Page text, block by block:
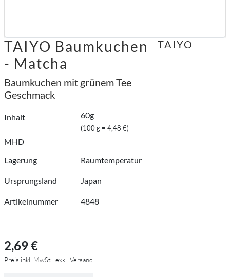
TAIYO Baumkuchen
- Matcha
Baumkuchen mit grünem Tee
Geschmack
Inhalt 60g
(100 g = 4,48 €)
MHD
Lagerung
Raumtemperatur
Ursprungsland Japan
Artikelnummer 4848
TAIYO
2,69 €
Preis inkl. MwSt., exkl. Versand